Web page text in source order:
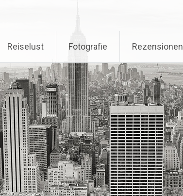
Reiselust Fotografie Rezensionen